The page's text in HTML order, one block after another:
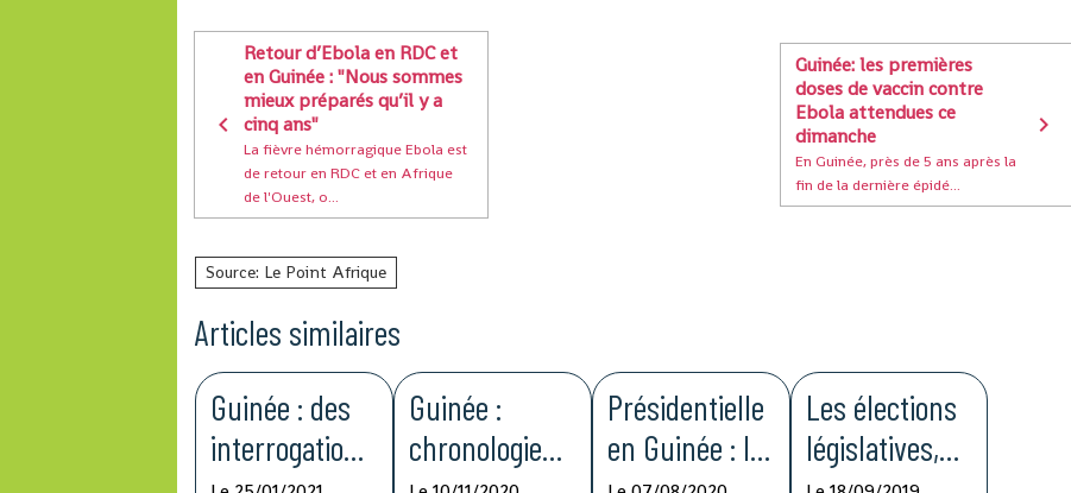
Retour d’Ebola en RDC et
en Guinée : "Nous sommes
mieux préparés qu’il y a
cinq ans"
La fièvre hémorragique Ebola est
de retour en RDC et en Afrique
de l'Ouest, o...
Guinée: les premières
doses de vaccin contre
Ebola attendues ce
dimanche
En Guinée, près de 5 ans après la
fin de la dernière épidé...
Source: Le Point Afrique
Articles similaires
Guinée : des
interrogations
Guinée :
chronologie
Présidentielle
en Guinée : le
Les élections
législatives,